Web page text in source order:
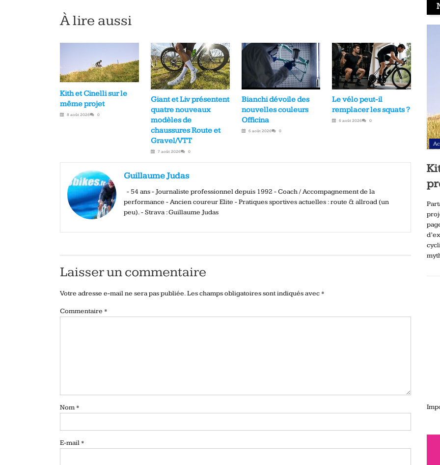
À lire aussi
Kith et Cinelli sur le
même projet
8 août 2026 0
Giant et Liv présentent
quatre nouveaux
modèles de
chaussures Route et
Gravel/VTT
7 août 2026 0
Bianchi dévoile des
nouvelles couleurs
Officina
6 août 2026 0
Le vélo peut-il
remplacer les squats ?
6 août 2026 0
Guillaume Judas
- 54 ans - Journaliste professionnel depuis 1992 - Coach / Accompagnement de la
performance - Ancien coureur Elite - Pratiques sportives actuelles : route & allroad (un
peu). - Strava : Guillaume Judas
Laisser un commentaire
Votre adresse e-mail ne sera pas publiée.Les champs obligatoires sont indiqués avec *
Commentaire *
Nom *
E-mail *